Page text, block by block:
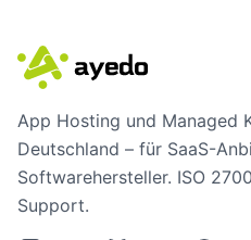
App Hosting und Managed
Deutschland – für SaaS-
Softwarehersteller. ISO
Support.